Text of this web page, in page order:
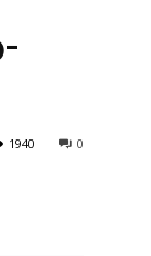
0
1940